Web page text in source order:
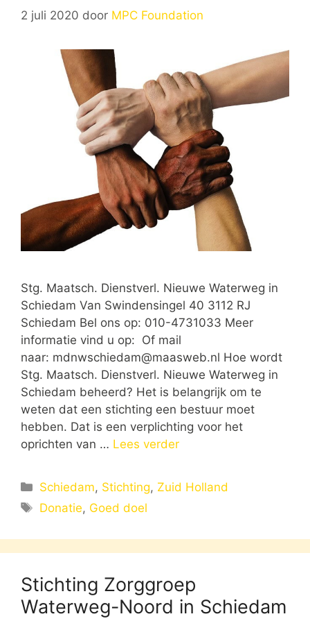
2 juli 2020 door MPC Foundation
Stg. Maatsch. Dienstverl. Nieuwe Waterweg in
Schiedam Van Swindensingel 40 3112 RJ
Schiedam Bel ons op: 010-4731033 Meer
informatie vind u op: Of mail
naar: mdnwschiedam@maasweb.nl Hoe wordt
Stg. Maatsch. Dienstverl. Nieuwe Waterweg in
Schiedam beheerd? Het is belangrijk om te
weten dat een stichting een bestuur moet
hebben. Dat is een verplichting voor het
oprichten van … Lees verder
Categorieën
Schiedam, Stichting, Zuid Holland
Tags
Donatie, Goed doel
Stichting Zorggroep
Waterweg-Noord in Schiedam